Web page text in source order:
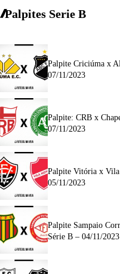
Palpites Serie B
Palpite Criciúma x
07/11/2023
Palpite: CRB x
07/11/2023
Palpite Vitória x
05/11/2023
Palpite Sampaio
Série B – 04/11/2023